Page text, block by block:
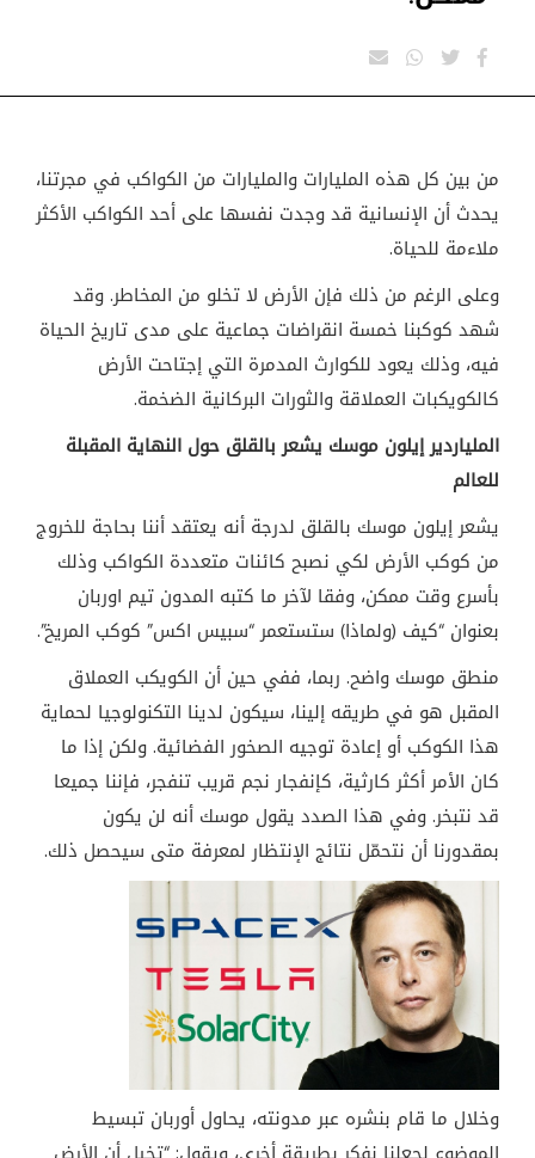
من بين كل هذه المليارات والمليارات من الكواكب في مجرتنا،
يحدث أن الإنسانية قد وجدت نفسها على أحد الكواكب الأكثر
ملاءمة للحياة.
وعلى الرغم من ذلك فإن الأرض لا تخلو من المخاطر. وقد
شهد كوكبنا خمسة انقراضات جماعية على مدى تاريخ الحياة
فيه، وذلك يعود للكوارث المدمرة التي إجتاحت الأرض
كالكويكبات العملاقة والثورات البركانية الضخمة.
الملياردير إيلون موسك يشعر بالقلق حول النهاية المقبلة
للعالم
يشعر إيلون موسك بالقلق لدرجة أنه يعتقد أننا بحاجة للخروج
من كوكب الأرض لكي نصبح كائنات متعددة الكواكب وذلك
بأسرع وقت ممكن، وفقا لآخر ما كتبه المدون تيم اوربان
بعنوان “كيف (ولماذا) ستستعمر “سبيس اكس” كوكب المريخ.”
منطق موسك واضح. ربما، ففي حين أن الكويكب العملاق
المقبل هو في طريقه إلينا، سيكون لدينا التكنولوجيا لحماية
هذا الكوكب أو إعادة توجيه الصخور الفضائية. ولكن إذا ما
كان الأمر أكثر كارثية، كإنفجار نجم قريب تنفجر، فإننا جميعا
قد نتبخر. وفي هذا الصدد يقول موسك أنه لن يكون
بمقدورنا أن نتحمّل نتائج الإنتظار لمعرفة متى سيحصل .ذلك
وخلال ما قام بنشره عبر مدونته، يحاول أوربان تبسيط